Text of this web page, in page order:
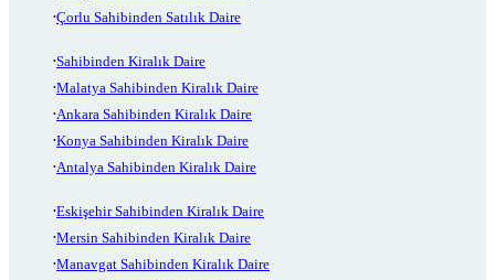
Çorlu Sahibinden Satılık Daire
Sahibinden Kiralık Daire
Malatya Sahibinden Kiralık Daire
Ankara Sahibinden Kiralık Daire
Konya Sahibinden Kiralık Daire
Antalya Sahibinden Kiralık Daire
Eskişehir Sahibinden Kiralık Daire
Mersin Sahibinden Kiralık Daire
Manavgat Sahibinden Kiralık Daire